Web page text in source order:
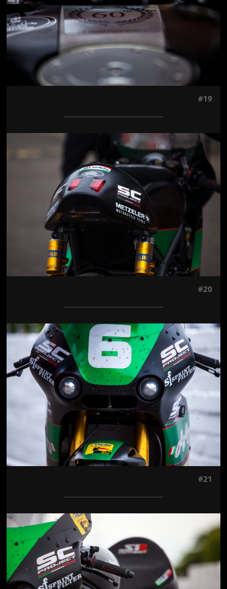
#19
Jön még kép!
#20
Jön még kép!
#21
Jön még kép!